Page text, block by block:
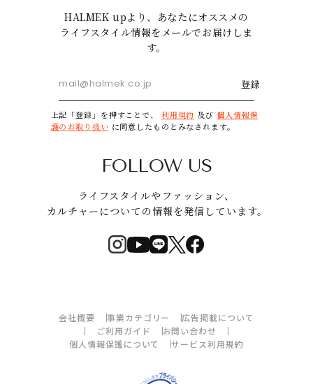
HALMEK upより、あなたにオススメの
ライフスタイル情報をメールでお届けしま
す。
登録
上記「登録」を押すことで、 利用規約 及び 個人情報保
護のお取り扱い に同意したものとみなされます。
FOLLOW US
ライフスタイルやファッション、
カルチャーについての情報を発信しています。
会社概要 事業カテゴリー
広告掲載について
ご利用ガイド
お問い合わせ
個人情報保護について
サービス利用規約